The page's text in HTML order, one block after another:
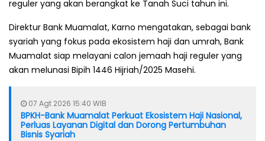
reguler yang akan berangkat ke Tanah Suci tahun ini.
Direktur Bank Muamalat, Karno mengatakan, sebagai bank
syariah yang fokus pada ekosistem haji dan umrah, Bank
Muamalat siap melayani calon jemaah haji reguler yang
akan melunasi Bipih 1446 Hijriah/2025 Masehi.
07 Agt 2026 15:40 WIB
BPKH-Bank Muamalat Perkuat Ekosistem Haji Nasional,
Perluas Layanan Digital dan Dorong Pertumbuhan
Bisnis Syariah